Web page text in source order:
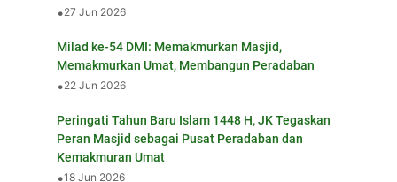
•27 Jun 2026
Milad ke-54 DMI: Memakmurkan Masjid,
Memakmurkan Umat, Membangun Peradaban
•22 Jun 2026
Peringati Tahun Baru Islam 1448 H, JK Tegaskan
Peran Masjid sebagai Pusat Peradaban dan
Kemakmuran Umat
•18 Jun 2026